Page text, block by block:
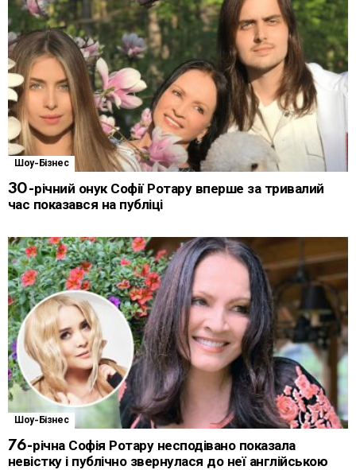
Шоу-Бізнес
30-річний онук Софії Ротару вперше за тривалий
час показався на публіці
Шоу-Бізнес
76-річна Софія Ротару несподівано показала
невістку і публічно звернулася до неї англійською